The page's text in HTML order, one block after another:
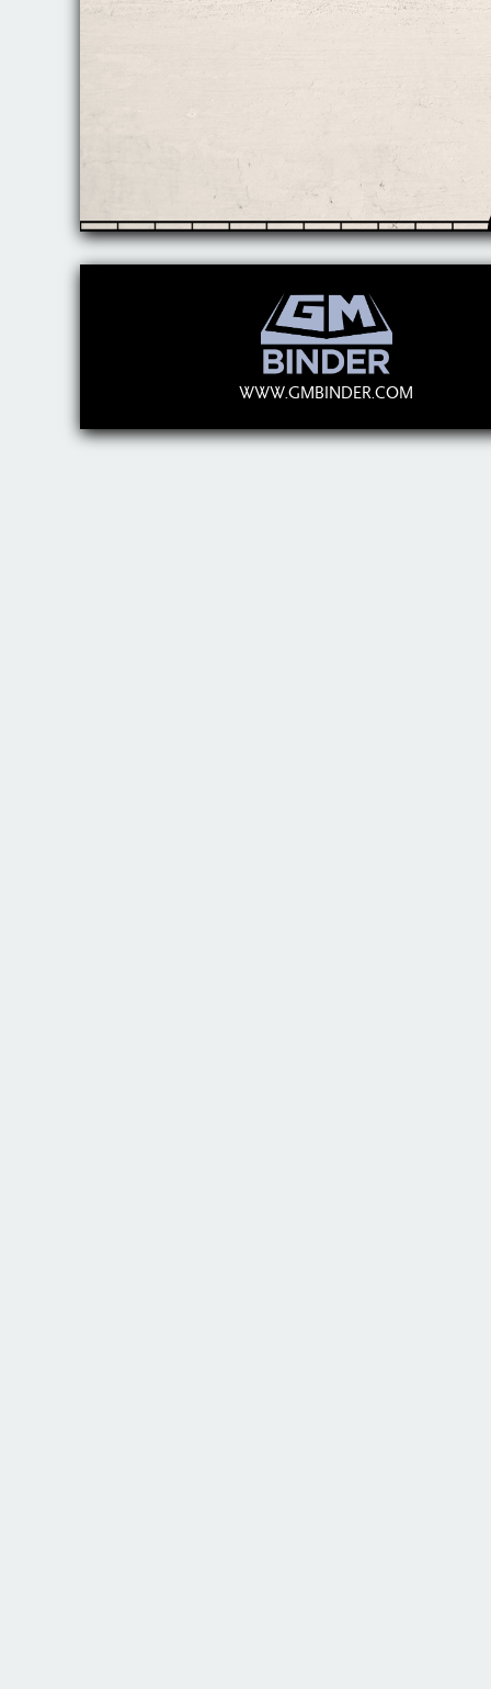
WWW.GMBINDER.COM